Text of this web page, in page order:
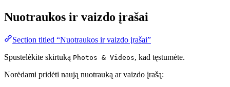
Nuotraukos ir vaizdo įrašai
Section titled “Nuotraukos ir vaizdo įrašai”
Spustelėkite skirtuką Photos & Videos, kad tęstumėte.
Norėdami pridėti naują nuotrauką ar vaizdo įrašą: